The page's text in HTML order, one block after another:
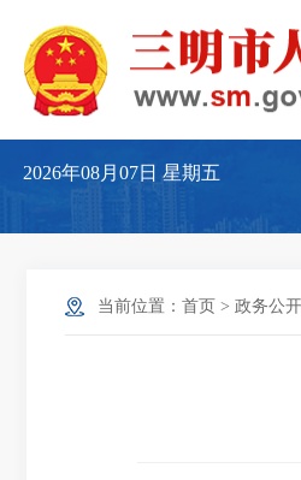
2026年08月07日星期五
当前位置： 首页 > 政务公开